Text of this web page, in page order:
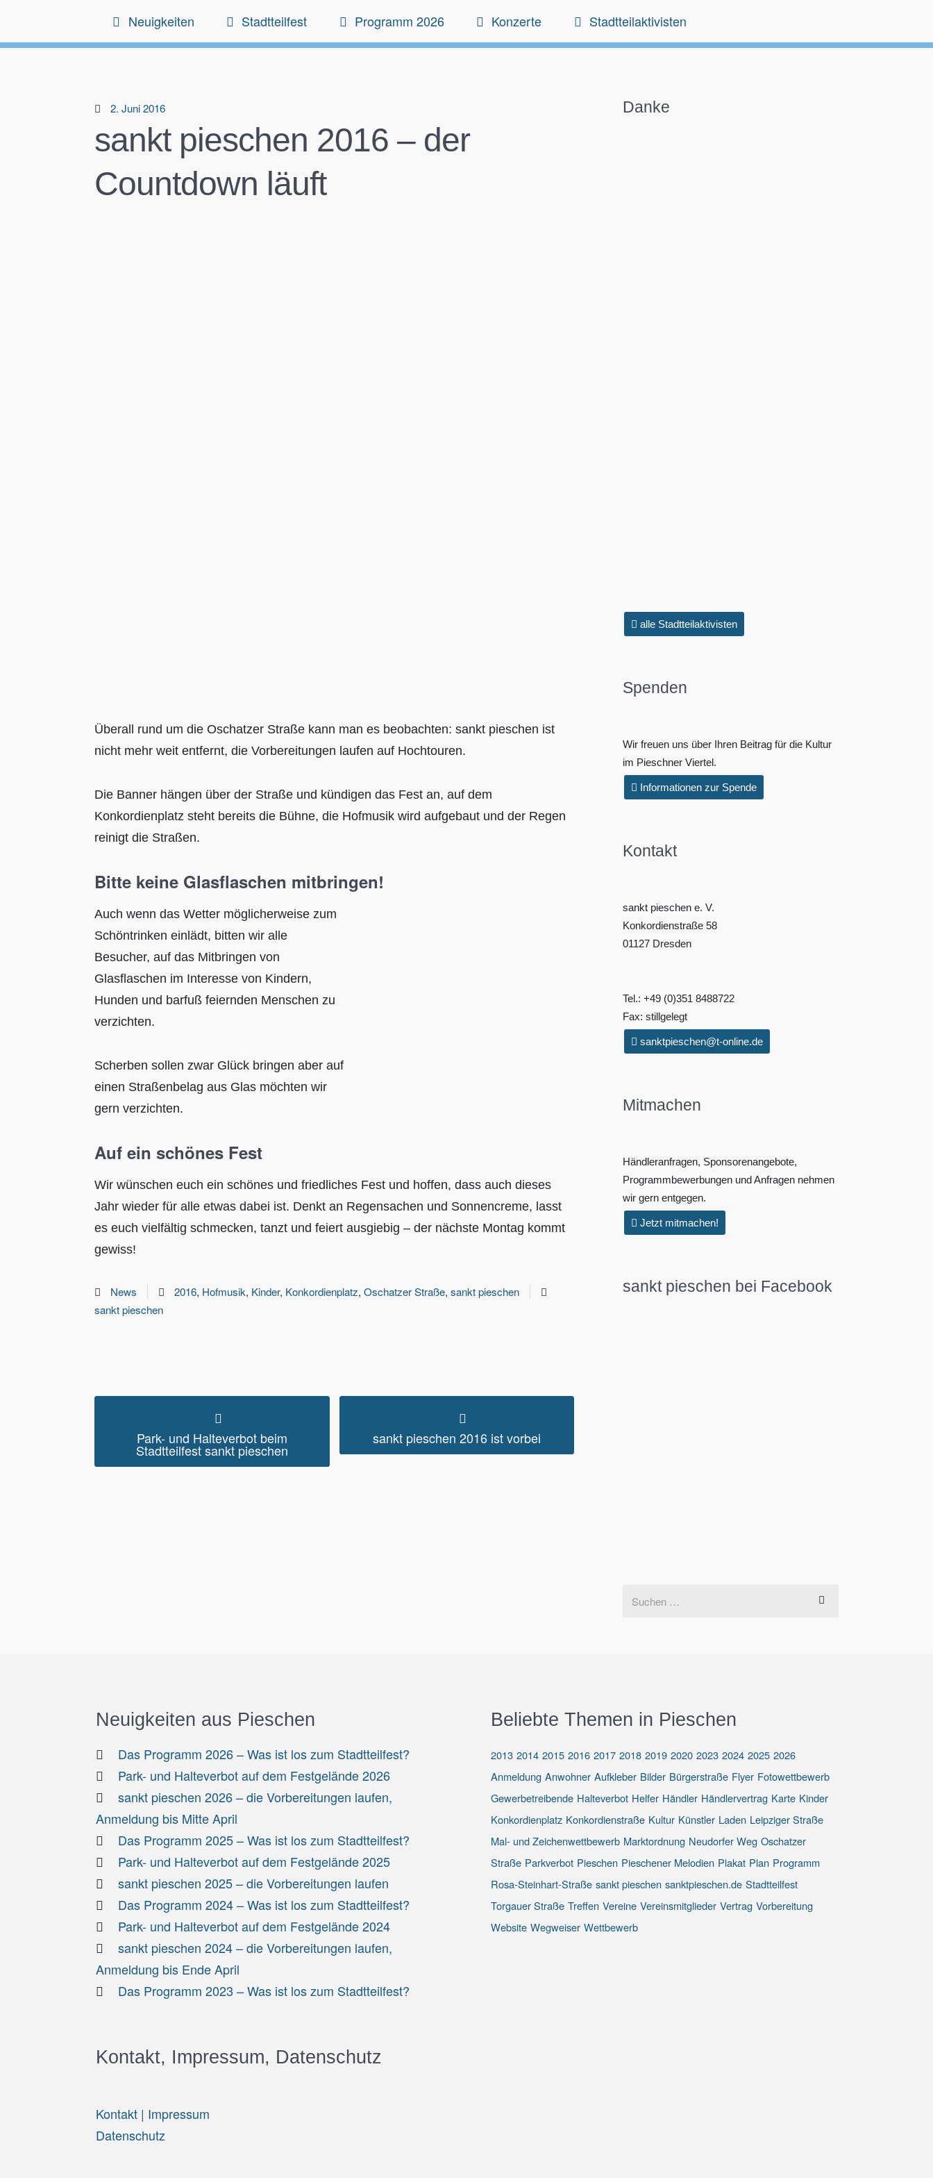
Neuigkeiten Stadtteilfest Programm 2026 Konzerte Stadtteilaktivisten
2. Juni 2016
sankt pieschen 2016 – der
Countdown läuft
Überall rund um die Oschatzer Straße kann man es beobachten: sankt pieschen ist
nicht mehr weit entfernt, die Vorbereitungen laufen auf Hochtouren.
Die Banner hängen über der Straße und kündigen das Fest an, auf dem
Konkordienplatz steht bereits die Bühne, die Hofmusik wird aufgebaut und der Regen
reinigt die Straßen.
Bitte keine Glasflaschen mitbringen!
Auch wenn das Wetter möglicherweise zum
Schöntrinken einlädt, bitten wir alle
Besucher, auf das Mitbringen von
Glasflaschen im Interesse von Kindern,
Hunden und barfuß feiernden Menschen zu
verzichten.
Scherben sollen zwar Glück bringen aber auf
einen Straßenbelag aus Glas möchten wir
gern verzichten.
Auf ein schönes Fest
Wir wünschen euch ein schönes und friedliches Fest und hoffen, dass auch dieses
Jahr wieder für alle etwas dabei ist. Denkt an Regensachen und Sonnencreme, lasst
es euch vielfältig schmecken, tanzt und feiert ausgiebig – der nächste Montag kommt
gewiss!
News 2016, Hofmusik, Kinder, Konkordienplatz,Oschatzer Straße,sankt pieschen
sankt pieschen
Park- und Halteverbot beim
Stadtteilfest sankt pieschen
sankt pieschen 2016 ist vorbei
Danke
alle Stadtteilaktivisten
Spenden
Wir freuen uns über Ihren Beitrag für die Kultur
im Pieschner Viertel.
Informationen zur Spende
Kontakt
sankt pieschen e. V.
Konkordienstraße 58
01127 Dresden
Tel.: +49 (0)351 8488722
Fax: stillgelegt
sanktpieschen@t-online.de
Mitmachen
Händleranfragen, Sponsorenangebote,
Programmbewerbungen und Anfragen nehmen
wir gern entgegen.
Jetzt mitmachen!
sankt pieschen bei Facebook
Neuigkeiten aus Pieschen
Das Programm 2026 – Was ist los zum Stadtteilfest?
Park- und Halteverbot auf dem Festgelände 2026
sankt pieschen 2026 – die Vorbereitungen laufen,
Anmeldung bis Mitte April
Das Programm 2025 – Was ist los zum Stadtteilfest?
Park- und Halteverbot auf dem Festgelände 2025
sankt pieschen 2025 – die Vorbereitungen laufen
Das Programm 2024 – Was ist los zum Stadtteilfest?
Park- und Halteverbot auf dem Festgelände 2024
sankt pieschen 2024 – die Vorbereitungen laufen,
Anmeldung bis Ende April
Das Programm 2023 – Was ist los zum Stadtteilfest?
Kontakt, Impressum, Datenschutz
Kontakt | Impressum
Datenschutz
Beliebte Themen in Pieschen
2013 2014 2015 2016 2017 2018 2019 2020 2023 2024 2025 2026
Anmeldung Anwohner Aufkleber Bilder Bürgerstraße Flyer Fotowettbewerb
Gewerbetreibende Halteverbot Helfer Händler Händlervertrag Karte Kinder
Konkordienplatz Konkordienstraße Kultur Künstler Laden Leipziger Straße
Mal- und Zeichenwettbewerb Marktordnung Neudorfer Weg Oschatzer
Straße Parkverbot Pieschen Pieschener Melodien Plakat Plan Programm
Rosa-Steinhart-Straße sankt pieschen sanktpieschen.de Stadtteilfest
Torgauer Straße Treffen Vereine Vereinsmitglieder Vertrag Vorbereitung
Website Wegweiser Wettbewerb